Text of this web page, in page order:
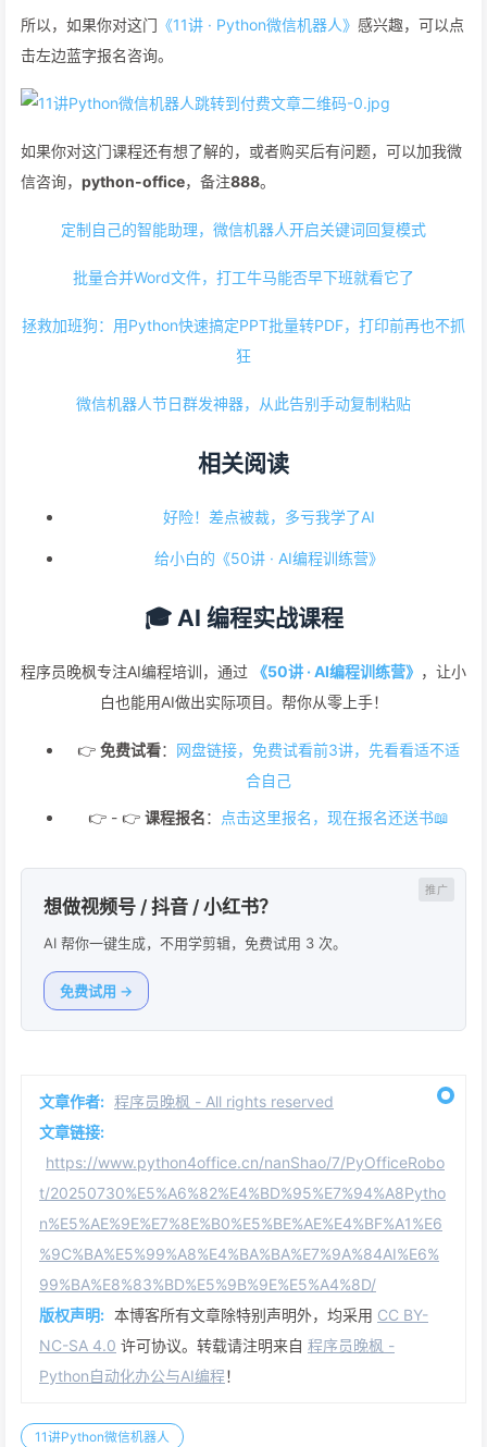
所以，如果你对这门 《11讲 · Python微信机器人》 感兴趣，可以点
击左边蓝字报名咨询。
如果你对这门课程还有想了解的，或者购买后有问题，可以加我微
信咨询， python-office，备注888。
定制自己的智能助理，微信机器人开启关键词回复模式
批量合并Word文件，打工牛马能否早下班就看它了
拯救加班狗：用Python快速搞定PPT批量转PDF，打印前再也不抓
狂
微信机器人节日群发神器，从此告别手动复制粘贴
相关阅读
好险！差点被裁，多亏我学了AI
给小白的《50讲 · AI编程训练营》
🎓 AI 编程实战课程
程序员晚枫专注AI编程培训，通过 《50讲 · AI编程训练营》 ，让小
白也能用AI做出实际项目。帮你从零上手！
👉 免费试看： 网盘链接，免费试看前3讲，先看看适不适
合自己
👉 - 👉 课程报名： 点击这里报名，现在报名还送书📖
想做视频号 / 抖音 / 小红书？
AI 帮你一键生成，不用学剪辑，免费试用 3 次。
免费试用 →
文章作者: 程序员晚枫 - All rights reserved
文章链接:
https://www.python4office.cn/nanShao/7/PyOfficeRobo
t/20250730%E5%A6%82%E4%BD%95%E7%94%A8Pytho
n%E5%AE%9E%E7%8E%B0%E5%BE%AE%E4%BF%A1%E6
%9C%BA%E5%99%A8%E4%BA%BA%E7%9A%84AI%E6%
99%BA%E8%83%BD%E5%9B%9E%E5%A4%8D/
版权声明: 本博客所有文章除特别声明外，均采用 CC BY-
NC-SA 4.0 许可协议。转载请注明来自 程序员晚枫 -
Python自动化办公与AI编程！
11讲Python微信机器人